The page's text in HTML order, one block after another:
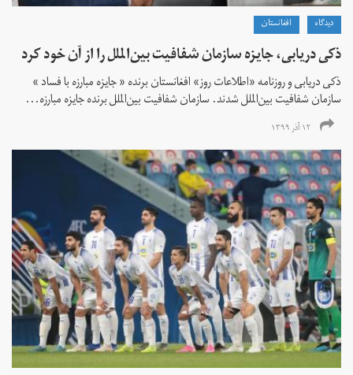
دیدگاه افغانستان
ذکی دریابی، جایزه سازمان شفافیت بین‌الملل را از آن خود کرد
ذکی دریابی و روزنامه «اطلاعات‌ روز» افغانستان برنده « جایزه مبارزه با فساد »
سازمان شفافیت بین‌الملل شدند. سازمان شفافیت بین‌الملل برنده جایزه مبارزه...
۱۲ آذر ۱۳۹۹